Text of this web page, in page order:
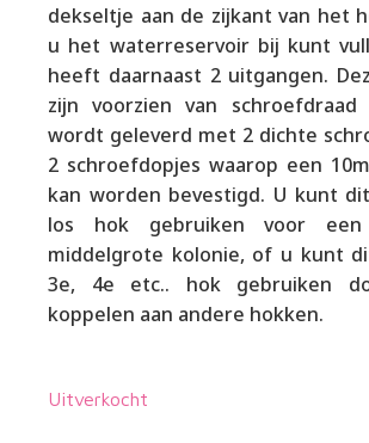
dekseltje aan de zijkant van het
u het waterreservoir bij kunt
heeft daarnaast 2 uitgangen.
zijn voorzien van
wordt geleverd met 2 dichte
2 schroefdopjes waarop een
kan worden bevestigd. U kunt
los hok gebruiken voor
middelgrote kolonie, of u kunt
3e, 4e etc.. hok gebruiken
koppelen aan andere hokken.
Uitverkocht